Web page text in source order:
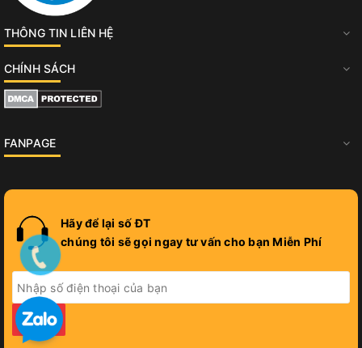
THÔNG TIN LIÊN HỆ
CHÍNH SÁCH
FANPAGE
Hãy để lại số ĐT
chúng tôi sẽ gọi ngay tư vấn cho bạn Miễn Phí
GỬI